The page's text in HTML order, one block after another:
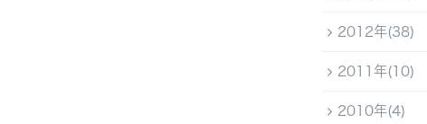
2012年(38)
2011年(10)
2010年(4)